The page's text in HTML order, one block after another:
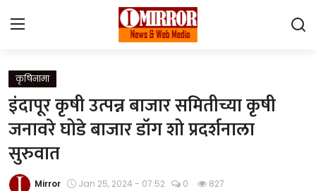
Login
Home
महाराष्ट्र
देश विदेश
कृषिनामा
इंदापूर कृषी उत्पन्न बाजार समितीच्या कृषी
जनावरे घोडे बाजार डॉग शो प्रदर्शनाला
सुरुवात
Mirror Jan 25, 2024 - 07:52 0 827